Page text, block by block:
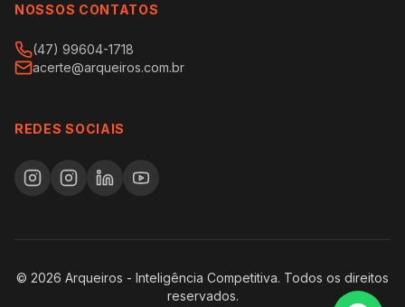
NOSSOS CONTATOS
(47) 99604-1718
acerte@arqueiros.com.br
REDES SOCIAIS
© 2026 Arqueiros - Inteligência Competitiva. Todos os direitos
reservados.